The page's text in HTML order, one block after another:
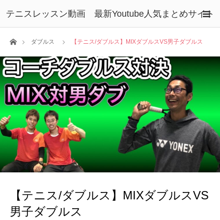
テニスレッスン動画 最新Youtube人気まとめサイト
ホームダブルス 【テニス/ダブルス】MIXダブルスVS男子ダブルス
【テニス/ダブルス】MIXダブルスVS
男子ダブルス